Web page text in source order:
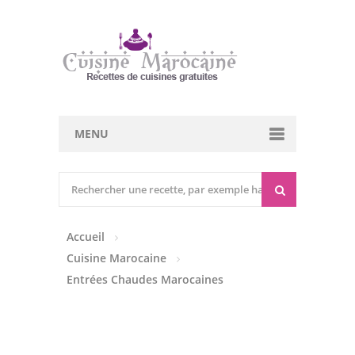
MENU
Entrées Froides
Tajines
Accueil
Cuisine Marocaine
Entrées Chaudes Marocaines